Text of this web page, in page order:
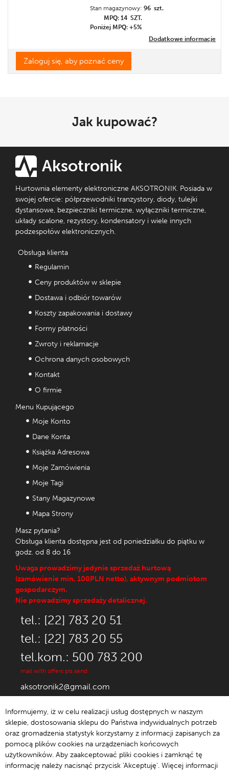
Stan magazynowy: 96 szt.
MPQ: 14 SZT.
Poniżej MPQ: +5%
Dodatkowe informacje
Zaloguj się, aby poznać ceny
Jak kupować?
Aksotronik
Hurtownia elementy elektroniczne AKSOTRONIK. Posiada w
swojej ofercie: półprzewodniki tranzystory, diody, tulejki
dystansowe, bezpieczniki termiczne, wyłączniki termiczne,
układy scalone, rezystory, kondensatory i wiele innych
podzespołów elektronicznych.
Obsługa klienta
Regulamin
Ceny produktów w sklepie
Dostawa i odbiór towarów
Koszty zapakowania i dostawy
Formy płatności
Zwroty i reklamacje
Ochrona danych osobowych
Kontakt
O firmie
Menu Kupującego
Moje Konto
Dane Konta
Książka Adresowa
Moje Zamówienia
Moje Tagi
Stany Magazynowe
Mapa Strony
Masz pytania?
Obsługa klienta dostępna jest od poniedziałku do piątku w
godz. od 8 do 16
Uwaga prowadzimy jedynie sprzedaż hurtową
(zamówienie min. 100PLN netto), aktywnym podmiotom
gospodarczym.
Nie prowadzimy sprzedaży detalicznej.
tel.: [22] 783 20 51
tel.: [22] 783 20 55
tel.kom.: 500 783 200
mail with offers pls send:
aksotronik2@gmail.com
© 1992-2021 Aksotronik.
Informujemy, iż w celu realizacji usług dostępnych w naszym
sklepie, dostosowania sklepu do Państwa indywidualnych potrzeb
oraz gromadzenia statystyk korzystamy z informacji zapisanych za
pomocą plików cookies na urządzeniach końcowych
użytkowników. Aby zaakceptować pliki cookies i zamknąć tę
informację należy nacisnąć przycisk 'Akceptuję'. Więcej informacji